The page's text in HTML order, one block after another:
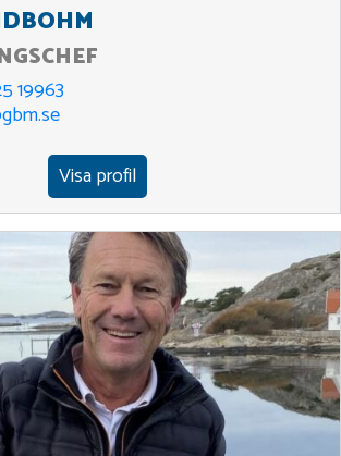
19963
Visa profil